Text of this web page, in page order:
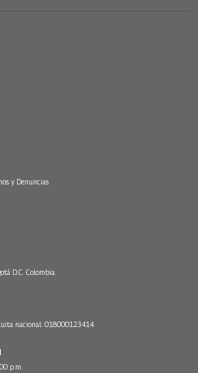
y Denuncias
D.C. Colombia.
nacional: 018000123414
p.m.